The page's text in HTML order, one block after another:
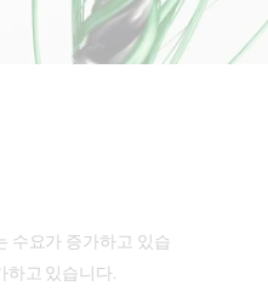
수요가 증가하고 있습
하고 있습니다.